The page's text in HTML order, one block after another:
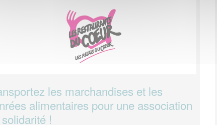
les marchandises et les
alimentaires pour une association
!